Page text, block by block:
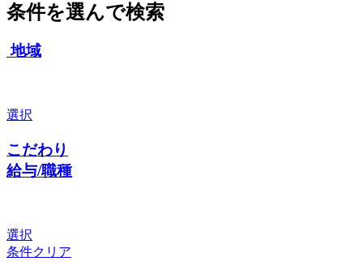
条件を選んで検索
地域
選択
こだわり
給与/職種
選択
条件クリア